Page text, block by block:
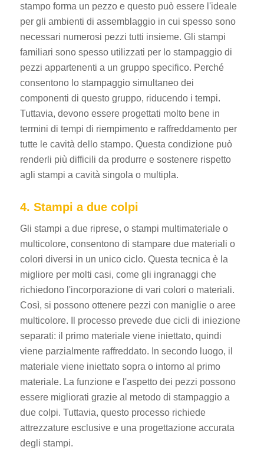
stampo forma un pezzo e questo può essere l'ideale
per gli ambienti di assemblaggio in cui spesso sono
necessari numerosi pezzi tutti insieme. Gli stampi
familiari sono spesso utilizzati per lo stampaggio di
pezzi appartenenti a un gruppo specifico. Perché
consentono lo stampaggio simultaneo dei
componenti di questo gruppo, riducendo i tempi.
Tuttavia, devono essere progettati molto bene in
termini di tempi di riempimento e raffreddamento per
tutte le cavità dello stampo. Questa condizione può
renderli più difficili da produrre e sostenere rispetto
agli stampi a cavità singola o multipla.
4. Stampi a due colpi
Gli stampi a due riprese, o stampi multimateriale o
multicolore, consentono di stampare due materiali o
colori diversi in un unico ciclo. Questa tecnica è la
migliore per molti casi, come gli ingranaggi che
richiedono l'incorporazione di vari colori o materiali.
Così, si possono ottenere pezzi con maniglie o aree
multicolore. Il processo prevede due cicli di iniezione
separati: il primo materiale viene iniettato, quindi
viene parzialmente raffreddato. In secondo luogo, il
materiale viene iniettato sopra o intorno al primo
materiale. La funzione e l'aspetto dei pezzi possono
essere migliorati grazie al metodo di stampaggio a
due colpi. Tuttavia, questo processo richiede
attrezzature esclusive e una progettazione accurata
degli stampi.